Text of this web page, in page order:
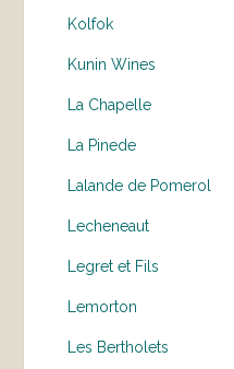
Kolfok
Kunin Wines
La Chapelle
La Pinede
Lalande de Pomerol
Lecheneaut
Legret et Fils
Lemorton
Les Bertholets